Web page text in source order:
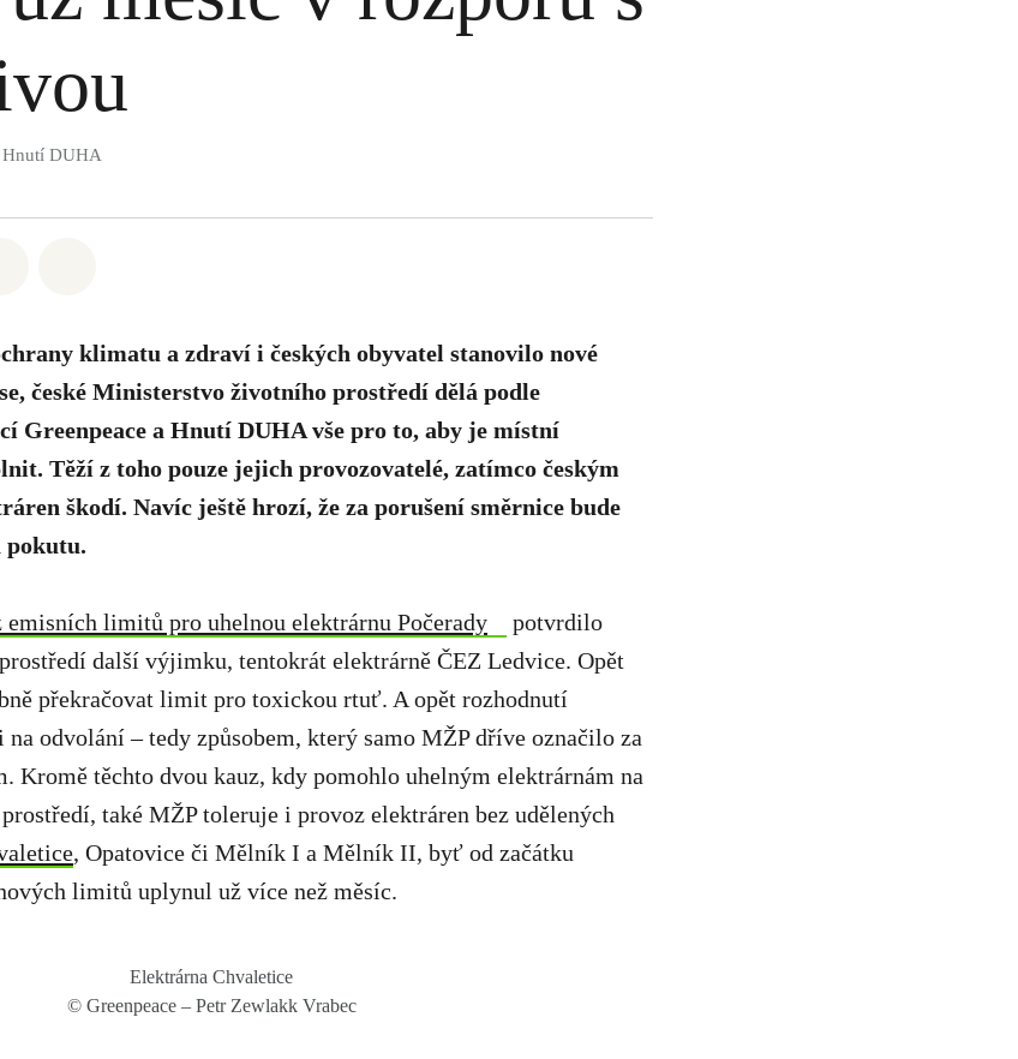
Hnutí DUHA
klimatu a zdraví i českých obyvatel stanovilo nové
české Ministerstvo životního prostředí dělá podle
Greenpeace a Hnutí DUHA vše pro to, aby je místní
Těží z toho pouze jejich provozovatelé, zatímco českým
škodí. Navíc ještě hrozí, že za porušení směrnice bude
pokutu.
limitů pro uhelnou elektrárnu Počerady
potvrdilo
další výjimku, tentokrát elektrárně ČEZ Ledvice. Opět
překračovat limit pro toxickou rtuť. A opět rozhodnutí
odvolání – tedy způsobem, který samo MŽP dříve označilo za
Kromě těchto dvou kauz, kdy pomohlo uhelným elektrárnám na
také MŽP toleruje i provoz elektráren bez udělených
, Opatovice či Mělník I a Mělník II, byť od začátku
limitů uplynul už více než měsíc.
Elektrárna Chvaletice
© Greenpeace – Petr Zewlakk Vrabec